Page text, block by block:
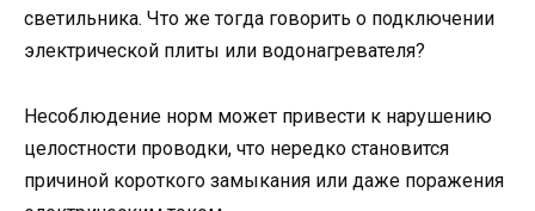
светильника. Что же тогда говорить о подключении
электрической плиты или водонагревателя?
Несоблюдение норм может привести к нарушению
целостности проводки, что нередко становится
причиной короткого замыкания или даже поражения